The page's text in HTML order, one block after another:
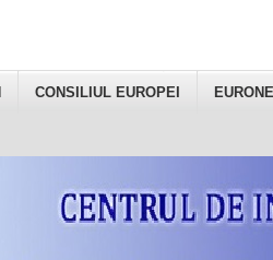
CONSILIUL EUROPEI